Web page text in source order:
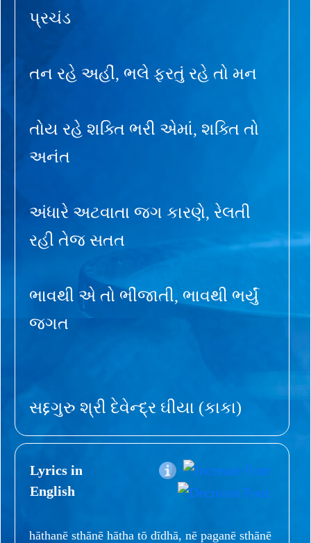
પ્રચંડ
તન રહે અહીં, ભલે ફરતું રહે તો મન
તોય રહે શક્તિ ભરી એમાં, શક્તિ તો
અનંત
અંધારે અટવાતા જગ કારણે, રેલતી
રહી તેજ સતત
ભાવથી એ તો ભીંજાતી, ભાવથી ભર્યું
જગત
સદ્દગુરુ શ્રી દેવેન્દ્ર ઘીયા (કાકા)
Lyrics in
English
hāthanē sthānē hātha tō dīdhā, nē paganē sthānē